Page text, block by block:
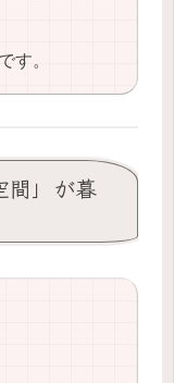
す。
間」が暮